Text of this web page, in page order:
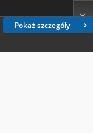
Pokaż szczegóły